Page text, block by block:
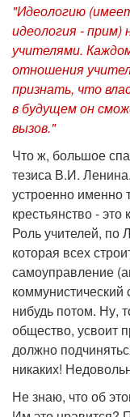
"Идеологию
идеология - прим)
учителями.
отношения
признать, что
в будущем он
вызов."
Что ж, большое
тезиса В.И.
устроенно именно
крестьянство -
Роль учителей, по
которая всех
самоуправление
коммунистический
нибудь потом. Ну,
общество, усвоит
должно
никаких!
Не знаю, что об